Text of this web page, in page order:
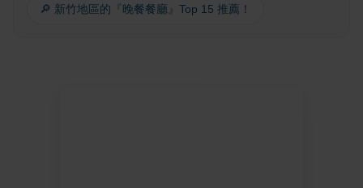
🔎 新竹地區的『晚餐餐廳』Top 15 推薦！